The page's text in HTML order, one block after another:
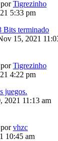
porTigrezinho
5:33 pm
Bits terminado
15, 2021
porTigrezinho
4:22 pm
juegos.
2021 11:13 am
porvhzc
10:45 am